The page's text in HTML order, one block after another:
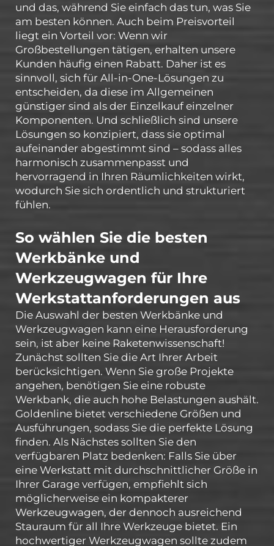
und das, während Sie einfach das tun, was Sie
am besten können. Auch beim Preisvorteil
liegt ein Vorteil vor: Wenn wir
Großbestellungen tätigen, erhalten unsere
Kunden häufig einen Rabatt. Daher ist es
sinnvoll, sich für All-in-One-Lösungen zu
entscheiden, da diese im Allgemeinen
günstiger sind als der Einzelkauf einzelner
Komponenten. Und schließlich sind unsere
Lösungen so konzipiert, dass sie optimal
aufeinander abgestimmt sind – sodass alles
harmonisch zusammenpasst und
hervorragend in Ihren Räumlichkeiten wirkt,
wodurch Sie sich ordentlich und strukturiert
fühlen.
So wählen Sie die besten
Werkbänke und
Werkzeugwagen für Ihre
Werkstattanforderungen aus
Die Auswahl der besten Werkbänke und
Werkzeugwagen kann eine Herausforderung
sein, ist aber keine Raketenwissenschaft!
Zunächst sollten Sie die Art Ihrer Arbeit
berücksichtigen. Wenn Sie große Projekte
angehen, benötigen Sie eine robuste
Werkbank, die auch hohe Belastungen aushält.
Goldenline bietet verschiedene Größen und
Ausführungen, sodass Sie die perfekte Lösung
finden. Als Nächstes sollten Sie den
verfügbaren Platz bedenken: Falls Sie über
eine Werkstatt mit durchschnittlicher Größe in
Ihrer Garage verfügen, empfiehlt sich
möglicherweise ein kompakterer
Werkzeugwagen, der dennoch ausreichend
Stauraum für all Ihre Werkzeuge bietet. Ein
hochwertiger Werkzeugwagen sollte zudem